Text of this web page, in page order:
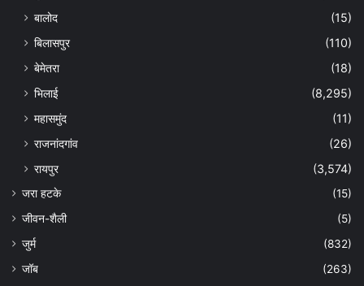
बालोद
(15)
बिलासपुर
(110)
बेमेतरा
(18)
भिलाई
(8,295)
महासमुंद
(11)
राजनांदगांव
(26)
रायपुर
(3,574)
जरा हटके
(15)
जीवन-शैली
(5)
जुर्म
(832)
जॉब
(263)